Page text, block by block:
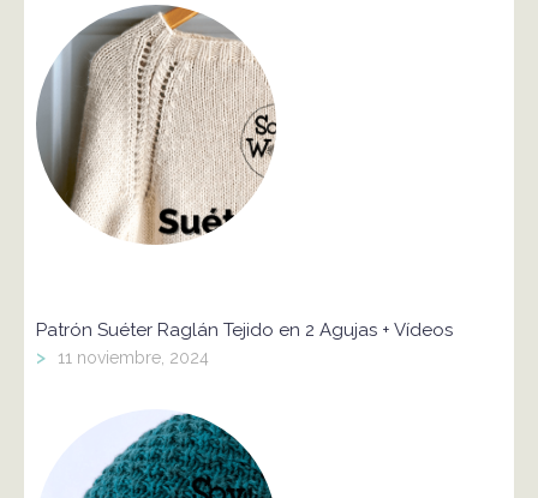
Patrón Suéter Raglán Tejido en 2 Agujas + Vídeos
> 11 noviembre, 2024